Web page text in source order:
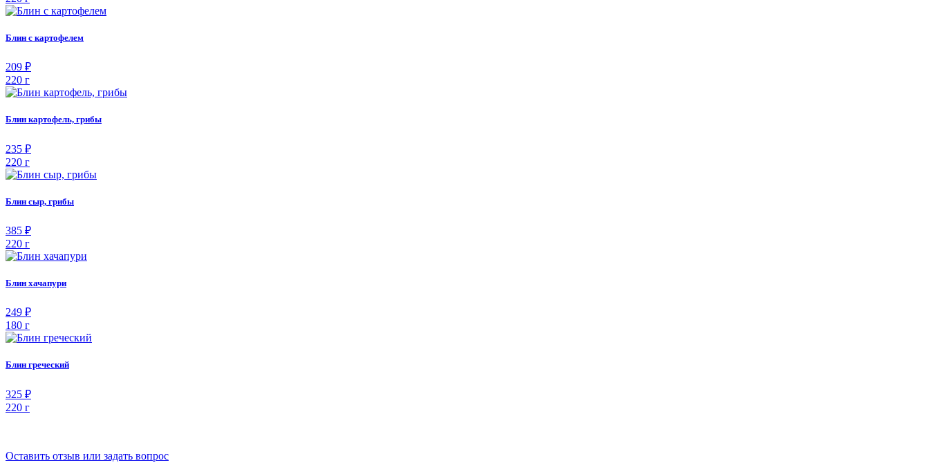
Блин с картофелем
209 ₽
220 г
Блин картофель, грибы
235 ₽
220 г
Блин сыр, грибы
385 ₽
220 г
Блин хачапури
249 ₽
180 г
Блин греческий
325 ₽
220 г
Оставить отзыв или задать вопрос